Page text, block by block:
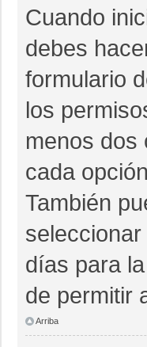
Cuando
debes
formulario
los
menos dos
cada
También
días para
de permitir
Arriba